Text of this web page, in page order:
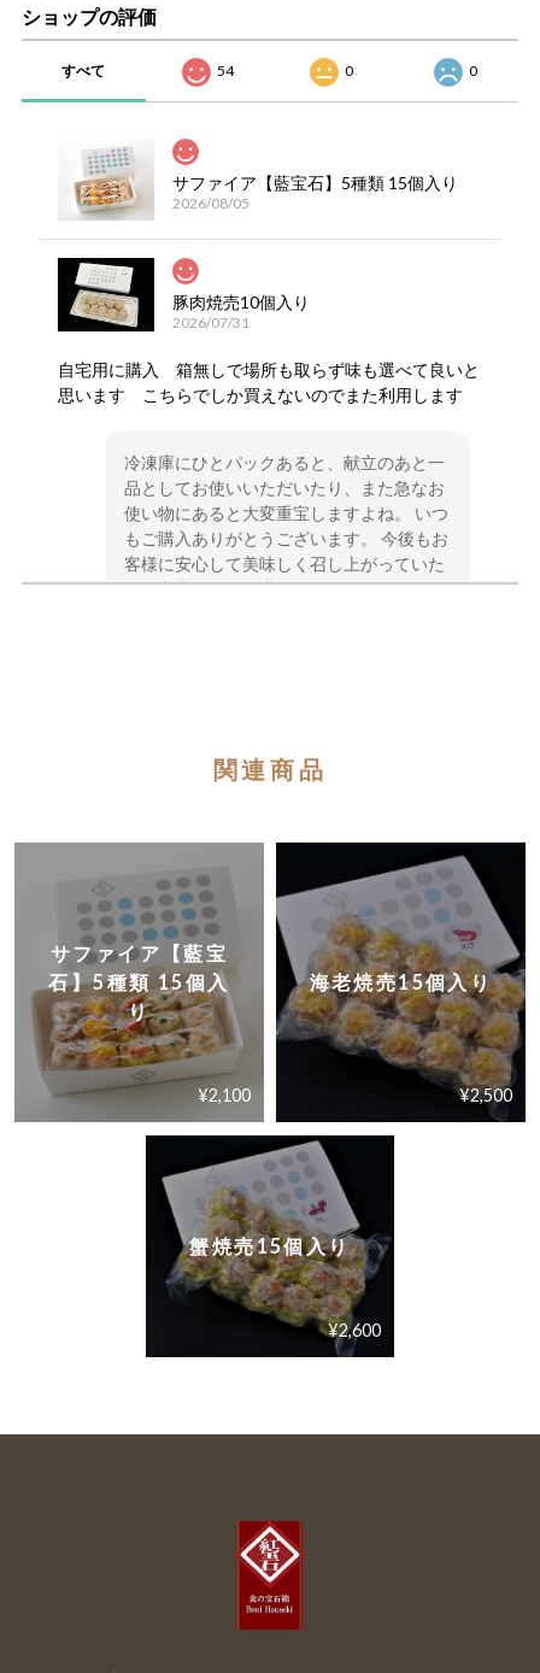
ショップの評価
すべて 54 0 0
サファイア【藍宝石】5種類 15個入り
2026/08/05
豚肉焼売10個入り
2026/07/31
自宅用に購入 箱無しで場所も取らず味も選べて良いと
思います こちらでしか買えないのでまた利用します
冷凍庫にひとパックあると、献立のあと一
品としてお使いいただいたり、また急なお
使い物にあると大変重宝しますよね。 いつ
もご購入ありがとうございます。 今後もお
客様に安心して美味しく召し上がっていた
だく商品づくりに邁進してまいります。
度々こちらの商品購入しています ちょっとしたお礼な
いつも弊社しゅうまいをご愛顧いただきあ
りがとうございます。 お使い物に使ってい
ただいているとの事、誠にありがとうござ
います。 昨今の原材料費高騰の影響で弊社
としまししても大変心苦しい価格改定とな
りました。 皆さまにはご迷惑をおかけいた
しますが今後もお客様に喜んでいただける
企画をしてまいりたいと存じます。 ぜひ今
後ともよろしくお願いいたします。
サファイア【藍宝石】5種類 15個入り
2026/07/30
海老焼売10個入り
リプリ感と、トッピングの黄金色に輝く卵
黄が、目にも美しく、食べても美味しい逸
品です。 ぜひ今後もご愛顧のほどよろしく
お願いいたします。
関連商品
サファイア【藍宝
石】5種類 15個入
り
¥2,100
海老焼売15個入り
¥2,500
蟹焼売15個入り
¥2,600